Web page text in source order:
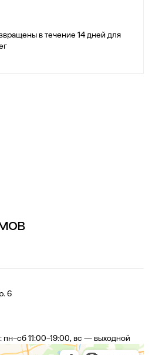
в течение 14 дней для
6
11:00–19:00, вс — выходной